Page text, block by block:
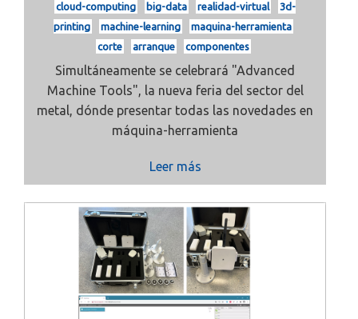
cloud-computing
big-data realidad-virtual
3d-
printing
machine-learning
maquina-herramienta
corte
arranque componentes
Simultáneamente se celebrará "Advanced
Machine Tools", la nueva feria del sector del
metal, dónde presentar todas las novedades en
máquina-herramienta
Leer más